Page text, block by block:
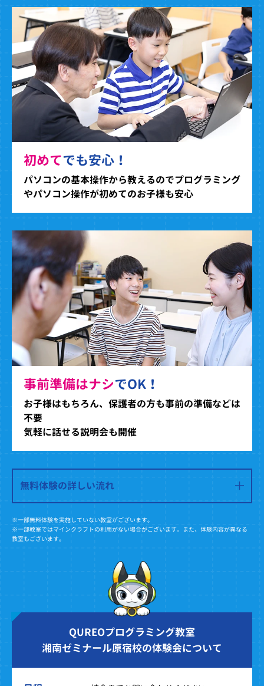
初めてでも安心！
パソコンの基本操作から教えるのでプログラミング
やパソコン操作が初めてのお子様も安心
事前準備はナシでOK！
お子様はもちろん、保護者の方も事前の準備などは
不要
気軽に話せる説明会も開催
無料体験の詳しい流れ
※一部無料体験を実施していない教室がございます。
※一部教室ではマインクラフトの利用がない場合がございます。また、体験内容が異なる
教室もございます。
QUREOプログラミング教室
湘南ゼミナール原宿校の体験会について